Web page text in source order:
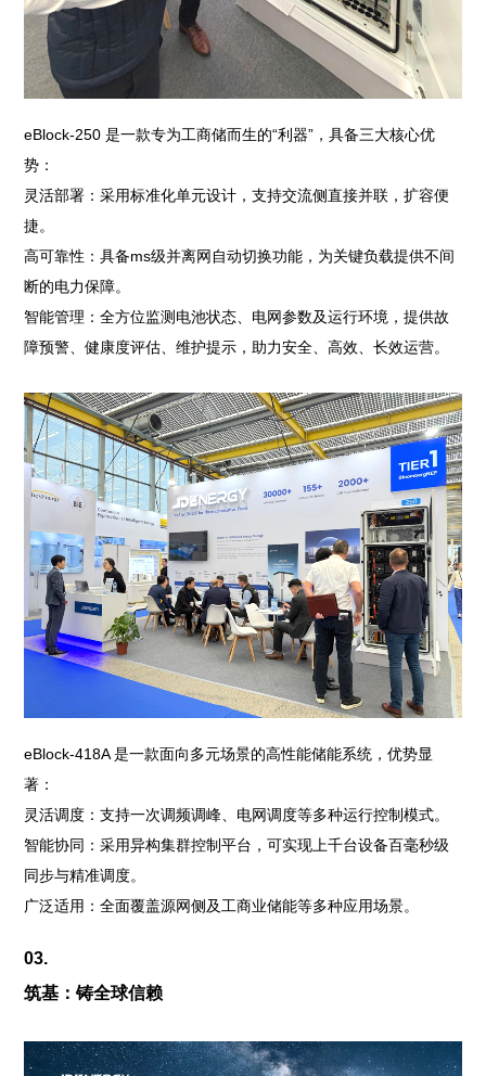
eBlock-250 是一款专为工商储而生的“利器”，具备三大核心优
势：
灵活部署：采用标准化单元设计，支持交流侧直接并联，扩容便
捷。
高可靠性：具备ms级并离网自动切换功能，为关键负载提供不间
断的电力保障。
智能管理：全方位监测电池状态、电网参数及运行环境，提供故
障预警、健康度评估、维护提示，助力安全、高效、长效运营。
eBlock-418A 是一款面向多元场景的高性能储能系统，优势显
著：
灵活调度：支持一次调频调峰、电网调度等多种运行控制模式。
智能协同：采用异构集群控制平台，可实现上千台设备百毫秒级
同步与精准调度。
广泛适用：全面覆盖源网侧及工商业储能等多种应用场景。
03.
筑基：铸全球信赖